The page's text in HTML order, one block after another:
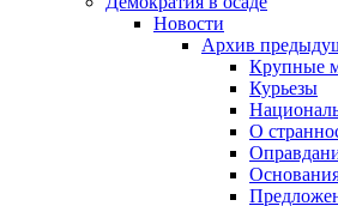
Новости
Архив
Крупные
Курьезы
О